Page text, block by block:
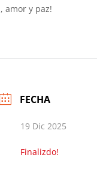
amor y paz!
FECHA
19 Dic 2025
Finalizdo!